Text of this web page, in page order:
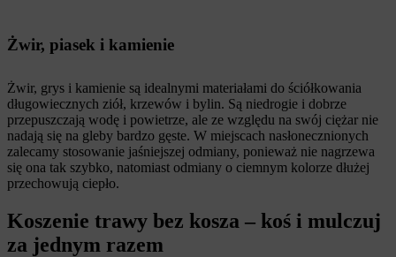
Żwir, piasek i kamienie
Żwir, grys i kamienie są idealnymi materiałami do ściółkowania
długowiecznych ziół, krzewów i bylin. Są niedrogie i dobrze
przepuszczają wodę i powietrze, ale ze względu na swój ciężar nie
nadają się na gleby bardzo gęste. W miejscach nasłonecznionych
zalecamy stosowanie jaśniejszej odmiany, ponieważ nie nagrzewa
się ona tak szybko, natomiast odmiany o ciemnym kolorze dłużej
przechowują ciepło.
Koszenie trawy bez kosza – koś i mulczuj
za jednym razem